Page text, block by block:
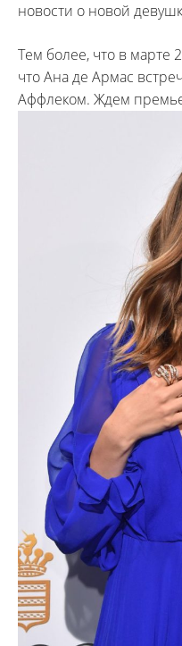
новости о новой
Тем более, что в марте
что Ана де Армас
Аффлеком. Ждем